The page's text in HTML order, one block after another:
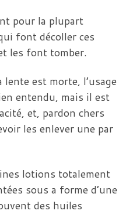
pour la plupart
font décoller ces
les font tomber.
est morte, l’usage
entendu, mais il est
et, pardon chers
les enlever une par
lotions totalement
sous a forme d’une
des huiles